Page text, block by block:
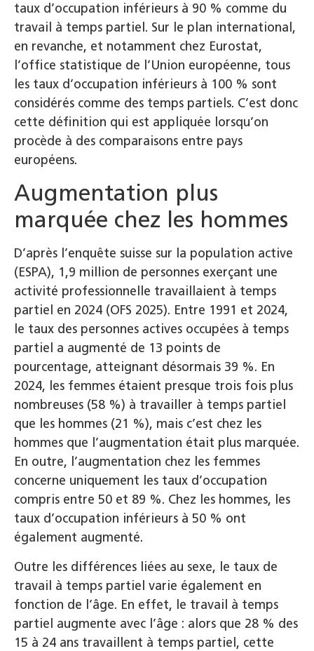
taux d’occupation inférieurs à 90 % comme du
travail à temps partiel. Sur le plan international,
en revanche, et notamment chez Eurostat,
l’office statistique de l’Union européenne, tous
les taux d’occupation inférieurs à 100 % sont
considérés comme des temps partiels. C’est donc
cette définition qui est appliquée lorsqu’on
procède à des comparaisons entre pays
européens.
Augmentation plus
marquée chez les hommes
D’après l’enquête suisse sur la population active
(ESPA), 1,9 million de personnes exerçant une
activité professionnelle travaillaient à temps
partiel en 2024 (OFS 2025). Entre 1991 et 2024,
le taux des personnes actives occupées à temps
partiel a augmenté de 13 points de
pourcentage, atteignant désormais 39 %. En
2024, les femmes étaient presque trois fois plus
nombreuses (58 %) à travailler à temps partiel
que les hommes (21 %), mais c’est chez les
hommes que l’augmentation était plus marquée.
En outre, l’augmentation chez les femmes
concerne uniquement les taux d’occupation
compris entre 50 et 89 %. Chez les hommes, les
taux d’occupation inférieurs à 50 % ont
également augmenté.
Outre les différences liées au sexe, le taux de
travail à temps partiel varie également en
fonction de l’âge. En effet, le travail à temps
partiel augmente avec l’âge : alors que 28 % des
15 à 24 ans travaillent à temps partiel, cette